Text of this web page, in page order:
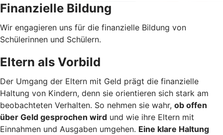
Finanzielle Bildung
Wir engagieren uns für die finanzielle Bildung von
Schülerinnen und Schülern.
Eltern als Vorbild
Der Umgang der Eltern mit Geld prägt die finanzielle
Haltung von Kindern, denn sie orientieren sich stark am
beobachteten Verhalten. So nehmen sie wahr, ob offen
über Geld gesprochen wird und wie ihre Eltern mit
Einnahmen und Ausgaben umgehen. Eine klare Haltung